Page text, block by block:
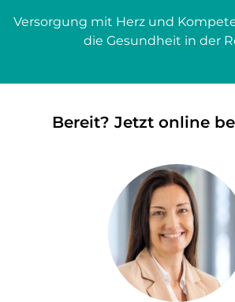
Versorgung mit Herz und
die Gesundheit in der
Bereit? Jetzt online